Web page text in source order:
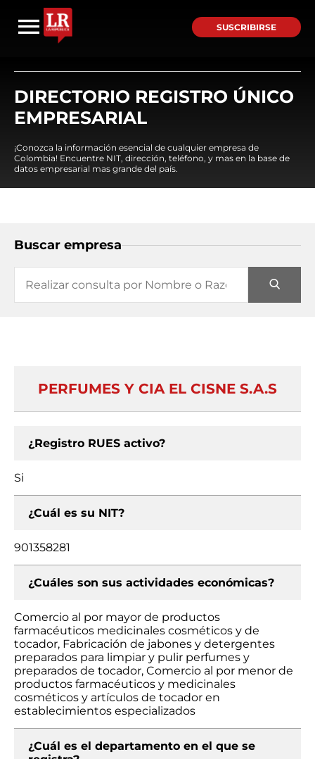
SUSCRIBIRSE
DIRECTORIO REGISTRO ÚNICO
EMPRESARIAL
¡Conozca la información esencial de cualquier empresa de
Colombia! Encuentre NIT, dirección, teléfono, y mas en la base de
datos empresarial mas grande del país.
Buscar empresa
PERFUMES Y CIA EL CISNE S.A.S
¿Registro RUES activo?
Si
¿Cuál es su NIT?
901358281
¿Cuáles son sus actividades económicas?
Comercio al por mayor de productos
farmacéuticos medicinales cosméticos y de
tocador, Fabricación de jabones y detergentes
preparados para limpiar y pulir perfumes y
preparados de tocador, Comercio al por menor de
productos farmacéuticos y medicinales
cosméticos y artículos de tocador en
establecimientos especializados
¿Cuál es el departamento en el que se